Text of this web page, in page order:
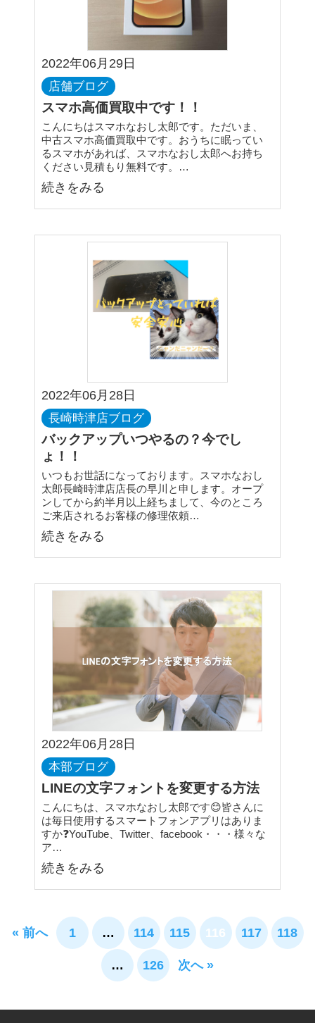
2022年06月29日
店舗ブログ
スマホ高価買取中です！！
こんにちはスマホなおし太郎です。ただいま、
中古スマホ高価買取中です。おうちに眠ってい
るスマホがあれば、スマホなおし太郎へお持ち
ください見積もり無料です。…
続きをみる
2022年06月28日
長崎時津店ブログ
バックアップいつやるの？今でし
ょ！！
いつもお世話になっております。スマホなおし
太郎長崎時津店店長の早川と申します。オープ
ンしてから約半月以上経ちまして、今のところ
ご来店されるお客様の修理依頼…
続きをみる
2022年06月28日
本部ブログ
LINEの文字フォントを変更する方法
こんにちは、スマホなおし太郎です😊皆さんに
は毎日使用するスマートフォンアプリはありま
すか❓YouTube、Twitter、facebook・・・様々な
ア…
続きをみる
« 前へ 1 … 114 115 116 117 118
… 126 次へ »